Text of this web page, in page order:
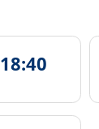
18:40